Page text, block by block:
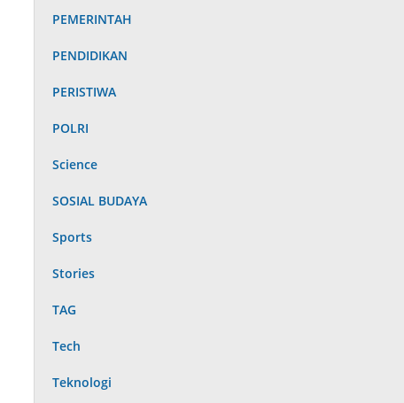
PEMERINTAH
PENDIDIKAN
PERISTIWA
POLRI
Science
SOSIAL BUDAYA
Sports
Stories
TAG
Tech
Teknologi